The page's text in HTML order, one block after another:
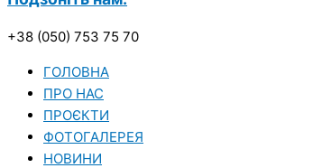
+38 (050) 753 75 70
ГОЛОВНА
ПРО НАС
ПРОЄКТИ
ФОТОГАЛЕРЕЯ
НОВИНИ